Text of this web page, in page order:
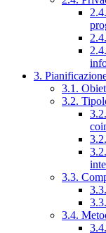
3.
3.1.
3.2.
3.3.
3.4.